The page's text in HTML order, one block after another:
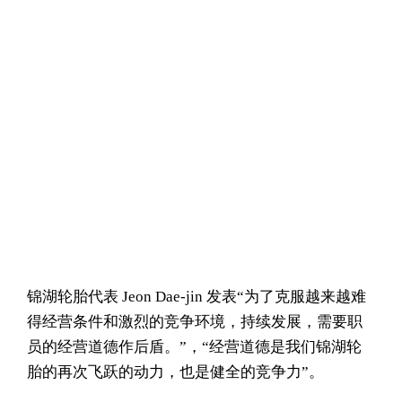
锦湖轮胎代表 Jeon Dae-jin 发表“为了克服越来越难
得经营条件和激烈的竞争环境，持续发展，需要职
员的经营道德作后盾。”，“经营道德是我们锦湖轮
胎的再次飞跃的动力，也是健全的竞争力”。